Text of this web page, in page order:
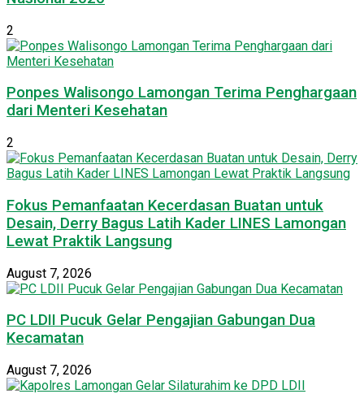
2
Ponpes Walisongo Lamongan Terima Penghargaan
dari Menteri Kesehatan
2
Fokus Pemanfaatan Kecerdasan Buatan untuk
Desain, Derry Bagus Latih Kader LINES Lamongan
Lewat Praktik Langsung
August 7, 2026
PC LDII Pucuk Gelar Pengajian Gabungan Dua
Kecamatan
August 7, 2026